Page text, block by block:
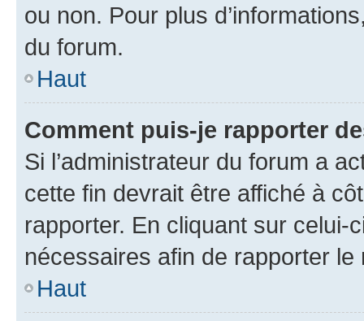
ou non. Pour plus
du forum.
Haut
Comment puis-je rapporter
Si l’administrateur du forum a
cette fin devrait être affiché à
rapporter. En cliquant sur
nécessaires afin de rapporter le
Haut